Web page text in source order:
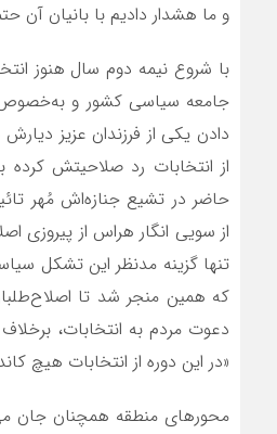
و ما هشدار دادیم با بانیان آن
با شروع نیمه دوم سال هنوز
جامعه سیاسی کشور و
دادن یکی از فرزندان عزیز
از انتخابات رد صلاحیتش کرده
حاضر در تشیع جنازه‌اش مُهر
از سویی انگار هراس از پیروزی
تنها گزینه مدنظر این تشکل
که همین منجر شد تا
دعوت مردم به انتخابات،
«در این دوره از انتخابات هیچ
محورهای منطقه همچنان جان